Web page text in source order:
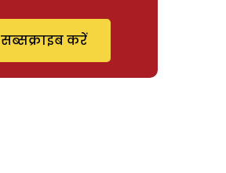
सब्सक्राइब करें